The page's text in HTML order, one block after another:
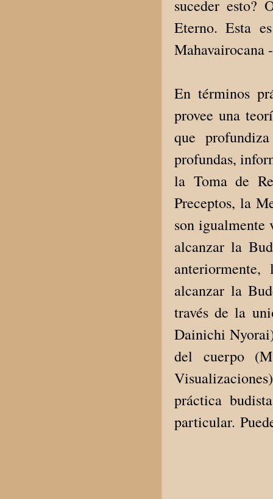
suceder esto?
Eterno. Esta
Mahavairocana
En términos
provee una
que
profundas,
la Toma de
Preceptos, la
son igualmente
alcanzar la
alcanzar la
través de la
Dainichi
del cuerpo
práctica
particular.